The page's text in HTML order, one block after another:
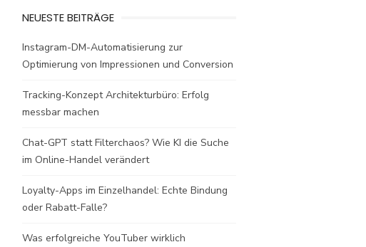
NEUESTE BEITRÄGE
Instagram-DM-Automatisierung zur
Optimierung von Impressionen und Conversion
Tracking-Konzept Architekturbüro: Erfolg
messbar machen
Chat-GPT statt Filterchaos? Wie KI die Suche
im Online-Handel verändert
Loyalty-Apps im Einzelhandel: Echte Bindung
oder Rabatt-Falle?
Was erfolgreiche YouTuber wirklich